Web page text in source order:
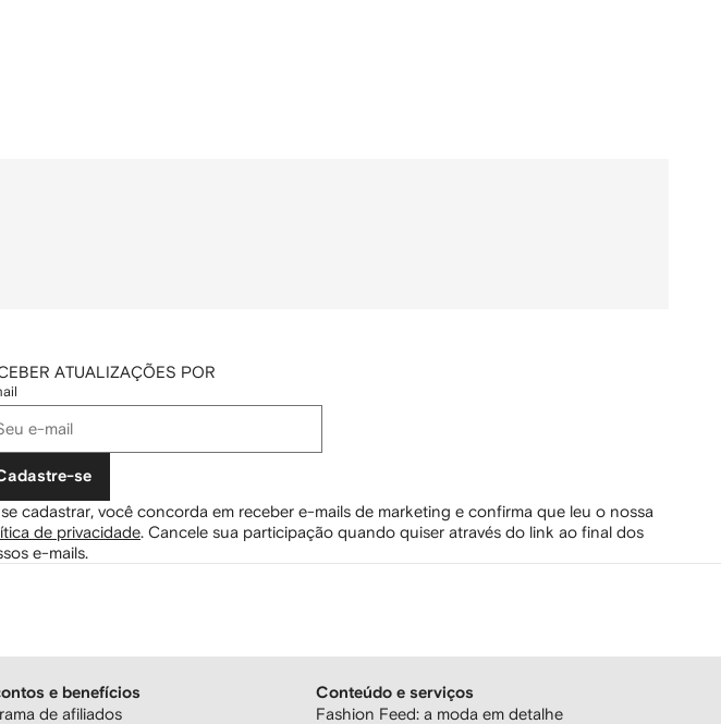
ATUALIZAÇÕES POR
se
cadastrar, você concorda em receber e-mails de marketing e confirma que leu o nossa
de privacidade Cancele sua participação quando quiser através do link ao final dos
e-mails.
e benefícios
de afiliados
Conteúdo e serviços
Fashion Feed: a moda em detalhe